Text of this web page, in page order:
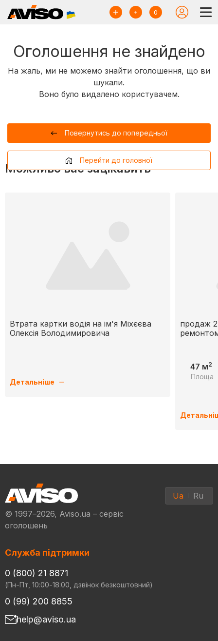
0
Оголошення не знайдено
На жаль, ми не можемо знайти оголошення, що ви
шукали.
Воно було видалено користувачем.
Повернутись до попередньої
Перейти до головної
Можливо вас зацікавить
Втрата картки водія на ім'я Міхєєва
Олексія Володимировича
Детальніше
продаж 2
47 м2
Площа
© 1997–2026, Aviso.ua – сервіс
оголошень
Ua Ru
Служба підтримки
0 (800) 21 8871
(Пн-Пт, 10:00-18:00, дзвінок безкоштовний)
0 (99) 200 8855
help@aviso.ua